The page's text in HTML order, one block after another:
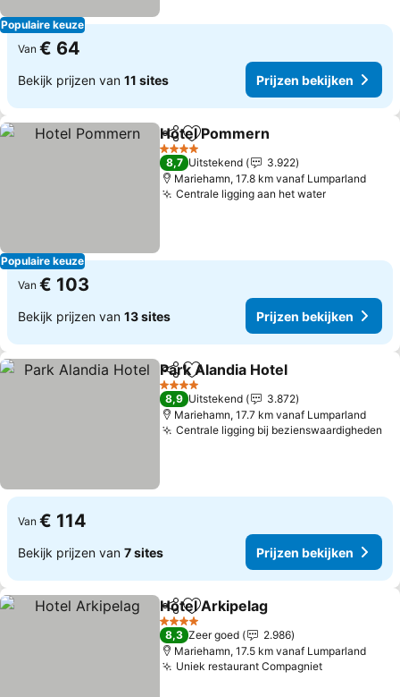
Populaire keuze
Van € 64
Bekijk prijzen van 11 sites Prijzen bekijken
Populaire keuze
DelenToevoegen aan favorieten
Hotel Pommern
4 Sterren
8,7 Uitstekend
3.922
Mariehamn, 17.8 km vanaf Lumparland
Centrale ligging aan het waterPrijzen
Van € 103
Bekijk prijzen van 13 sites Prijzen bekijken
DelenToevoegen aan favorieten
Park Alandia Hotel
4 Sterren
8,9 Uitstekend
3.872
Mariehamn, 17.7 km vanaf Lumparland
Centrale ligging bij bezienswaardigheden
Van € 114
Bekijk prijzen van 7 sites Prijzen bekijken
DelenToevoegen aan favorieten
Hotel Arkipelag
4 Sterren
8,3 Zeer goed
2.986
Mariehamn, 17.5 km vanaf Lumparland
Uniek restaurant CompagnietPrijzen